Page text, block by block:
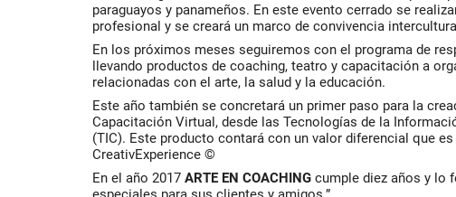
paraguayos y panameños. En este evento cerrado se
profesional y se creará un marco de convivencia
En los próximos meses seguiremos con el programa de
llevando productos de coaching, teatro y capacitación a
relacionadas con el arte, la salud y la educación.
Este año también se concretará un primer paso para la
Capacitación Virtual, desde las Tecnologías de la
(TIC). Este producto contará con un valor diferencial que
CreativExperience ©
En el año 2017 ARTE EN COACHING cumple diez años y lo